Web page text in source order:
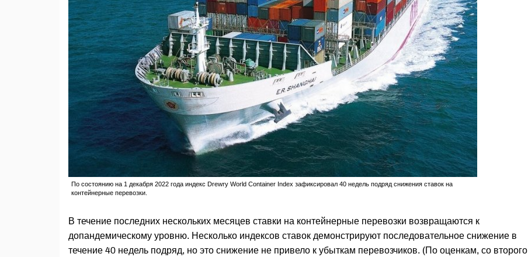
По состоянию на 1 декабря 2022 года индекс Drewry World Container Index зафиксировал 40 недель подряд снижения ставок на
контейнерные перевозки.
В течение последних нескольких месяцев ставки на контейнерные перевозки возвращаются к
допандемическому уровню. Несколько индексов ставок демонстрируют последовательное снижение в
течение 40 недель подряд, но это снижение не привело к убыткам перевозчиков. (По оценкам, со второго